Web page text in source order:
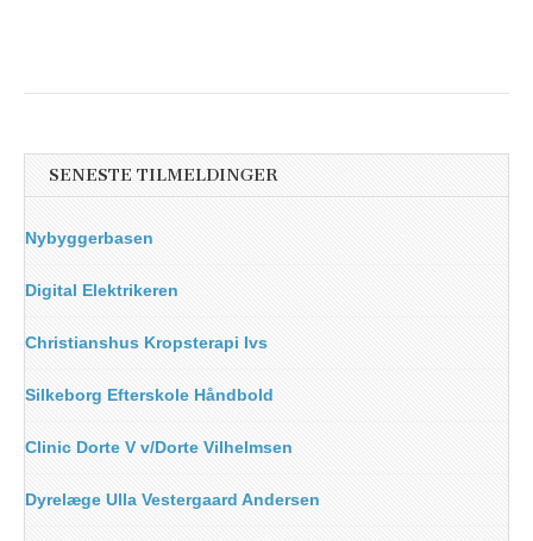
SENESTE TILMELDINGER
Nybyggerbasen
Digital Elektrikeren
Christianshus Kropsterapi Ivs
Silkeborg Efterskole Håndbold
Clinic Dorte V v/Dorte Vilhelmsen
Dyrelæge Ulla Vestergaard Andersen